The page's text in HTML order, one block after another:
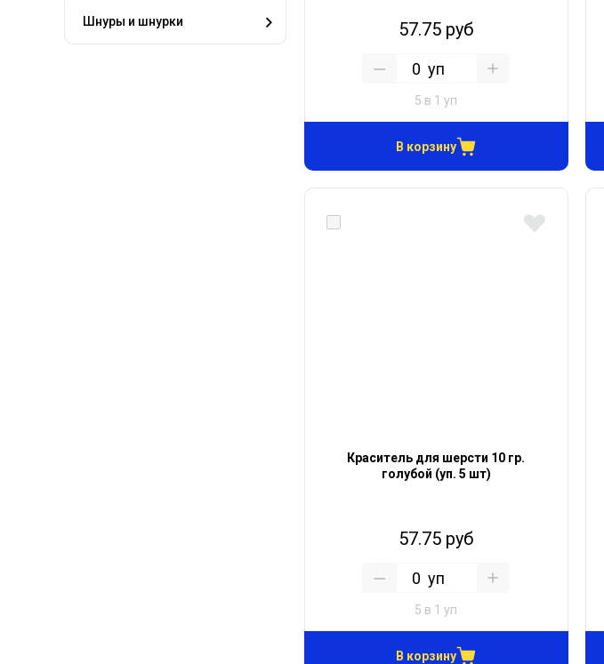
Шнуры и шнурки 57.75 руб
уп
5 в 1 уп
В корзину
Краситель для шерсти 10 гр.
голубой (уп. 5 шт)
57.75 руб
уп
5 в 1 уп
В корзину